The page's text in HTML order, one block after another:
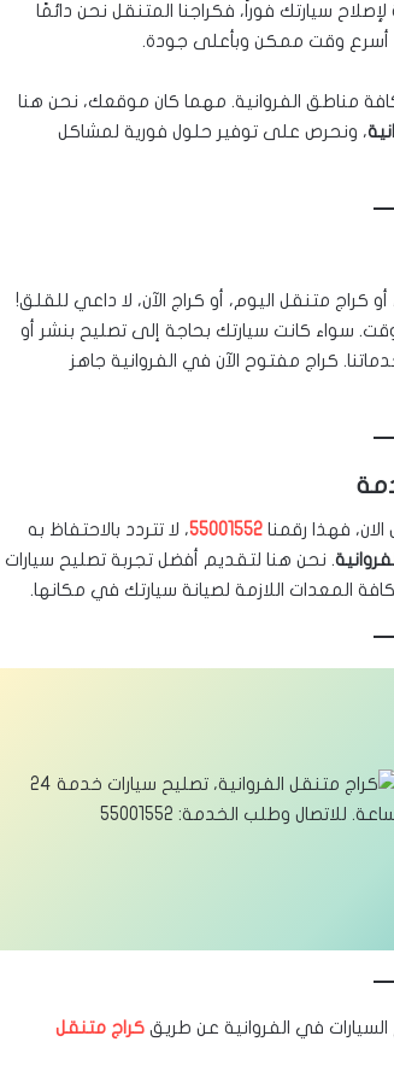
سيارتك فوراً، فكراجنا المتنقل نحن دائمًا
أسرع وقت ممكن وبأعلى جودة.
مناطق الفروانية. مهما كان موقعك، نحن هنا
، ونحرص على توفير حلول فورية لمشاكل
كراج متنقل اليوم، أو كراج الآن، لا داعي للقلق!
سواء كانت سيارتك بحاجة إلى تصليح بنشر أو
كراج مفتوح الآن في الفروانية جاهز
فهذا رقمنا 55001552، لا تتردد بالاحتفاظ به
. نحن هنا لتقديم أفضل تجربة تصليح سيارات
في الفروانية عن طريق كراج متنقل